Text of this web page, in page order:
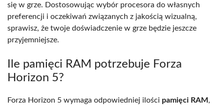
się w grze. Dostosowując wybór procesora do własnych
preferencji i oczekiwań związanych z jakością wizualną,
sprawisz, że twoje doświadczenie w grze będzie jeszcze
przyjemniejsze.
Ile pamięci RAM potrzebuje Forza
Horizon 5?
Forza Horizon 5 wymaga odpowiedniej ilości pamięci RAM ,